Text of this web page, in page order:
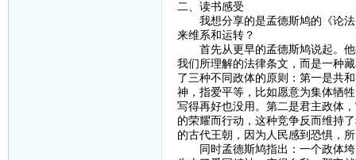
二、读书感受
我想分享的是孟德斯鸠的《论法
来维系和运转？
首先从更早的孟德斯鸠说起。他
我们所理解的法律条文，而是一种
了三种不同政体的原则：第一是共
神，指爱平等，比如愿意为集体牺
写得再好也没用。第二是君主政体
的荣耀而行动，这种竞争反而维持
的古代王朝，因为人民感到恐惧，
同时孟德斯鸠指出：一个政体垮